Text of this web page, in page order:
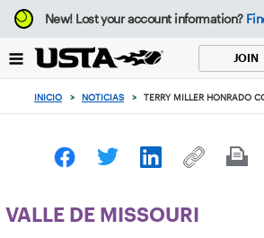
Enfoque
desde
botón
volver
principio
New!Lost your account information?
JOIN
INICIO > NOTICIAS > TERRY MILLER HONRADO
VALLE DE MISSOURI